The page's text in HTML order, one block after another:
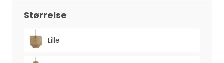
Størrelse
Lille